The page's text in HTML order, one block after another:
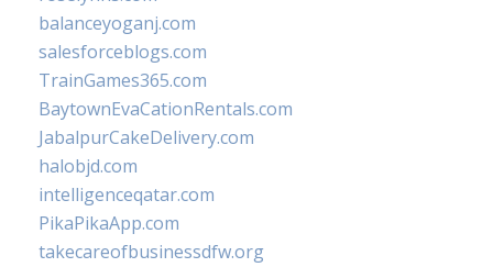
balanceyoganj.com
salesforceblogs.com
TrainGames365.com
BaytownEvaCationRentals.com
JabalpurCakeDelivery.com
halobjd.com
intelligenceqatar.com
PikaPikaApp.com
takecareofbusinessdfw.org